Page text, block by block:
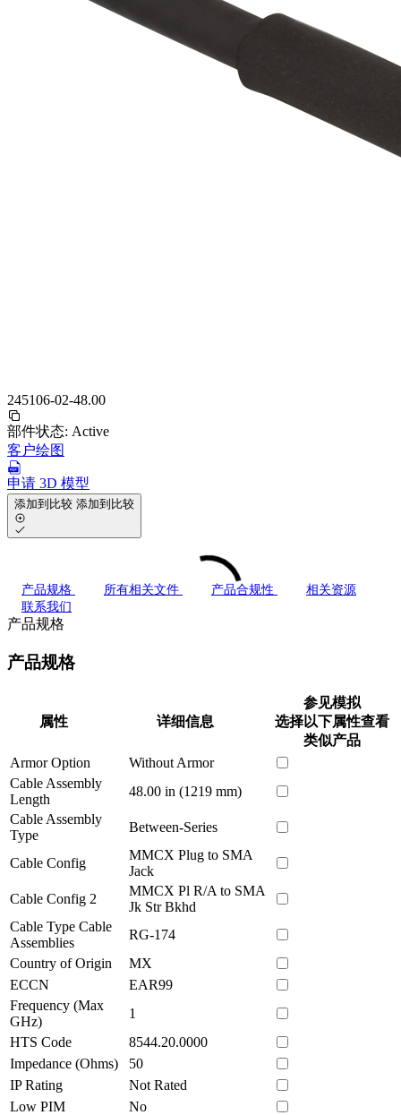
245106-02-48.00
部件状态: Active
客户绘图
申请 3D 模型
添加到比较 添加到比较
产品规格 所有相关文件 产品合规性
相关资源
联系我们
产品规格
产品规格
属性 详细信息
参见模拟
选择以下属性查看
类似产品
Armor Option
Without Armor
Cable Assembly
Length
48.00 in (1219 mm)
Cable Assembly
Type
Between-Series
Cable Config
MMCX Plug to SMA
Jack
Cable Config 2
MMCX Pl R/A to SMA
Jk Str Bkhd
Cable Type Cable
Assemblies
RG-174
Country of Origin
MX
ECCN
EAR99
Frequency (Max
GHz)
1
HTS Code
8544.20.0000
Impedance (Ohms)
50
IP Rating
Not Rated
Low PIM
No